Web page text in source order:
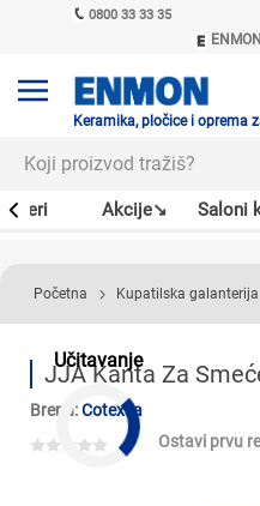
0800 33 33 35
Keramika, pločice i oprema
Akcije↘ Saloni
Učitavanje
Početna Kupatilska galanterija
JJA Kanta Za
Brend:Cotexsa
Ostavi prvu